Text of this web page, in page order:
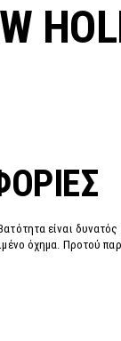
είναι
όχημα. Προτού